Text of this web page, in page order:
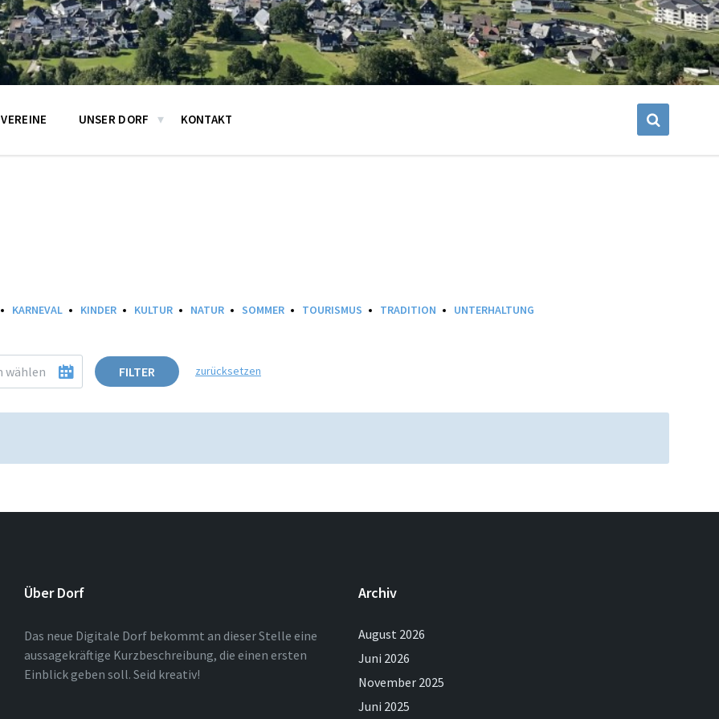
VEREINE UNSER DORF KONTAKT
KARNEVAL KINDER KULTUR NATUR SOMMER TOURISMUS TRADITION UNTERHALTUNG
FILTER zurücksetzen
Über Dorf
Das neue Digitale Dorf bekommt an dieser Stelle eine
aussagekräftige Kurzbeschreibung, die einen ersten
Einblick geben soll. Seid kreativ!
Archiv
August 2026
Juni 2026
November 2025
Juni 2025